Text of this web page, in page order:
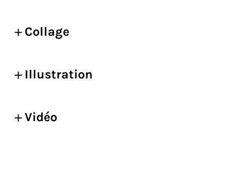
Collage
Illustration
Vidéo